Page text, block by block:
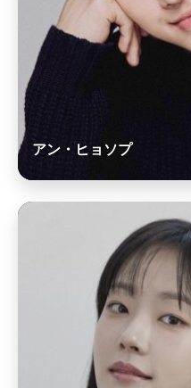
アン・ヒョソプ